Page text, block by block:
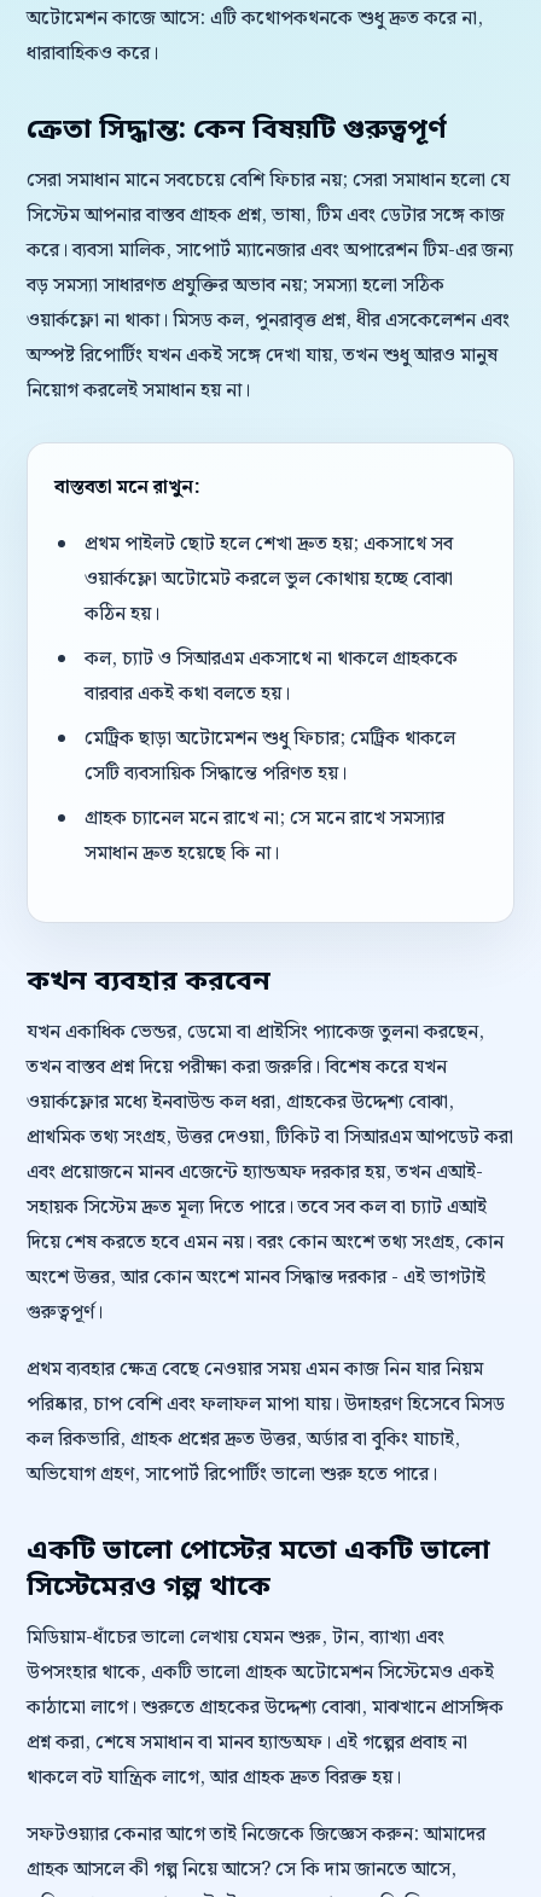
অটোমেশন কাজে আসে: এটি কথোপকথনকে শুধু দ্রুত করে না,
ধারাবাহিকও করে।
ক্রেতা সিদ্ধান্ত: কেন বিষয়টি গুরুত্বপূর্ণ
সেরা সমাধান মানে সবচেয়ে বেশি ফিচার নয়; সেরা সমাধান হলো যে
সিস্টেম আপনার বাস্তব গ্রাহক প্রশ্ন, ভাষা, টিম এবং ডেটার সঙ্গে কাজ
করে। ব্যবসা মালিক, সাপোর্ট ম্যানেজার এবং অপারেশন টিম-এর জন্য
বড় সমস্যা সাধারণত প্রযুক্তির অভাব নয়; সমস্যা হলো সঠিক
ওয়ার্কফ্লো না থাকা। মিসড কল, পুনরাবৃত্ত প্রশ্ন, ধীর এসকেলেশন এবং
অস্পষ্ট রিপোর্টিং যখন একই সঙ্গে দেখা যায়, তখন শুধু আরও মানুষ
নিয়োগ করলেই সমাধান হয় না।
বাস্তবতা মনে রাখুন:
প্রথম পাইলট ছোট হলে শেখা দ্রুত হয়; একসাথে সব
ওয়ার্কফ্লো অটোমেট করলে ভুল কোথায় হচ্ছে বোঝা
কঠিন হয়।
কল, চ্যাট ও সিআরএম একসাথে না থাকলে গ্রাহককে
বারবার একই কথা বলতে হয়।
মেট্রিক ছাড়া অটোমেশন শুধু ফিচার; মেট্রিক থাকলে
সেটি ব্যবসায়িক সিদ্ধান্তে পরিণত হয়।
গ্রাহক চ্যানেল মনে রাখে না; সে মনে রাখে সমস্যার
সমাধান দ্রুত হয়েছে কি না।
কখন ব্যবহার করবেন
যখন একাধিক ভেন্ডর, ডেমো বা প্রাইসিং প্যাকেজ তুলনা করছেন,
তখন বাস্তব প্রশ্ন দিয়ে পরীক্ষা করা জরুরি। বিশেষ করে যখন
ওয়ার্কফ্লোর মধ্যে ইনবাউন্ড কল ধরা, গ্রাহকের উদ্দেশ্য বোঝা,
প্রাথমিক তথ্য সংগ্রহ, উত্তর দেওয়া, টিকিট বা সিআরএম আপডেট করা
এবং প্রয়োজনে মানব এজেন্টে হ্যান্ডঅফ দরকার হয়, তখন এআই-
সহায়ক সিস্টেম দ্রুত মূল্য দিতে পারে। তবে সব কল বা চ্যাট এআই
দিয়ে শেষ করতে হবে এমন নয়। বরং কোন অংশে তথ্য সংগ্রহ, কোন
অংশে উত্তর, আর কোন অংশে মানব সিদ্ধান্ত দরকার - এই ভাগটাই
গুরুত্বপূর্ণ।
প্রথম ব্যবহার ক্ষেত্র বেছে নেওয়ার সময় এমন কাজ নিন যার নিয়ম
পরিষ্কার, চাপ বেশি এবং ফলাফল মাপা যায়। উদাহরণ হিসেবে মিসড
কল রিকভারি, গ্রাহক প্রশ্নের দ্রুত উত্তর, অর্ডার বা বুকিং যাচাই,
অভিযোগ গ্রহণ, সাপোর্ট রিপোর্টিং ভালো শুরু হতে পারে।
একটি ভালো পোস্টের মতো একটি ভালো
সিস্টেমেরও গল্প থাকে
মিডিয়াম-ধাঁচের ভালো লেখায় যেমন শুরু, টান, ব্যাখ্যা এবং
উপসংহার থাকে, একটি ভালো গ্রাহক অটোমেশন সিস্টেমেও একই
কাঠামো লাগে। শুরুতে গ্রাহকের উদ্দেশ্য বোঝা, মাঝখানে প্রাসঙ্গিক
প্রশ্ন করা, শেষে সমাধান বা মানব হ্যান্ডঅফ। এই গল্পের প্রবাহ না
থাকলে বট যান্ত্রিক লাগে, আর গ্রাহক দ্রুত বিরক্ত হয়।
সফটওয়্যার কেনার আগে তাই নিজেকে জিজ্ঞেস করুন: আমাদের
গ্রাহক আসলে কী গল্প নিয়ে আসে? সে কি দাম জানতে আসে,